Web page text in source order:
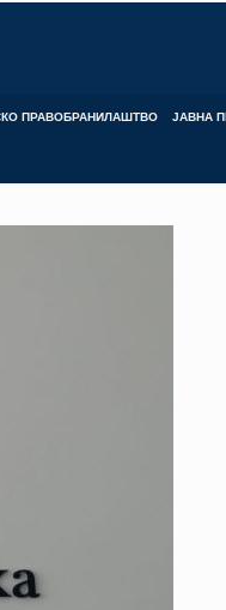
ПРАВОБРАНИЛАШТВО ЈАВНА